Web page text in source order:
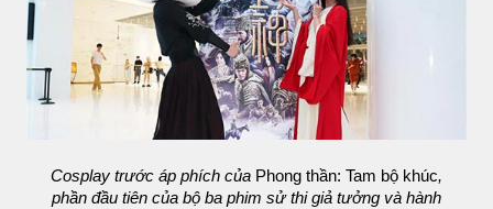
Cosplay trước áp phích của Phong thần: Tam bộ khúc,
phần đầu tiên của bộ ba phim sử thi giả tưởng và hành